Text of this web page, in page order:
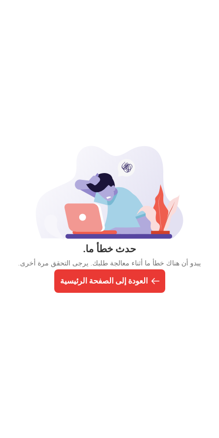
حدث خطأ ما.
يبدو أن هناك خطأ ما أثناء معالجة طلبك. يرجى التحقق مرة أخرى.
العودة إلى الصفحة الرئيسية